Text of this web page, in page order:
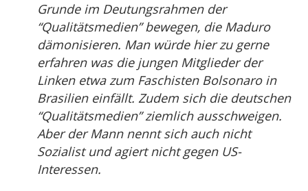
Grunde im Deutungsrahmen der
“Qualitätsmedien” bewegen, die Maduro
dämonisieren. Man würde hier zu gerne
erfahren was die jungen Mitglieder der
Linken etwa zum Faschisten Bolsonaro in
Brasilien einfällt. Zudem sich die deutschen
“Qualitätsmedien” ziemlich ausschweigen.
Aber der Mann nennt sich auch nicht
Sozialist und agiert nicht gegen US-
Interessen.